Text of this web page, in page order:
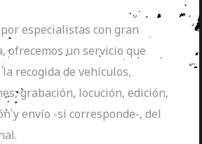
especialistas con gran
ofrecemos un servicio que
recogida de vehículos,
grabación, locución, edición,
y envío -si corresponde-, del